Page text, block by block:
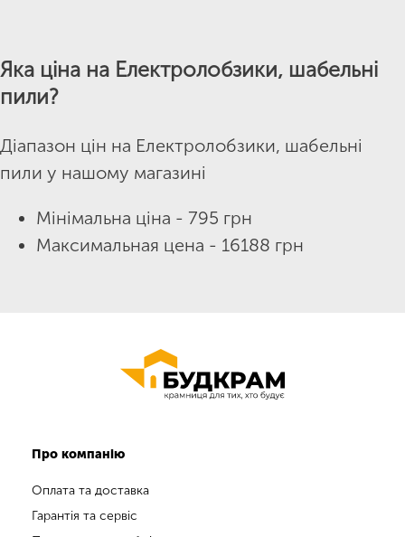
Яка ціна на Електролобзики, шабельні
пили?
Діапазон цін на Електролобзики, шабельні
пили у нашому магазині
Мінімальна ціна - 795 грн
Максимальная цена - 16188 грн
Про компанію
Оплата та доставка
Гарантія та сервіс